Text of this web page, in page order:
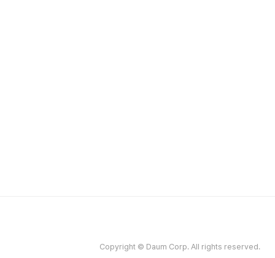
Copyright © Daum Corp. All rights reserved.